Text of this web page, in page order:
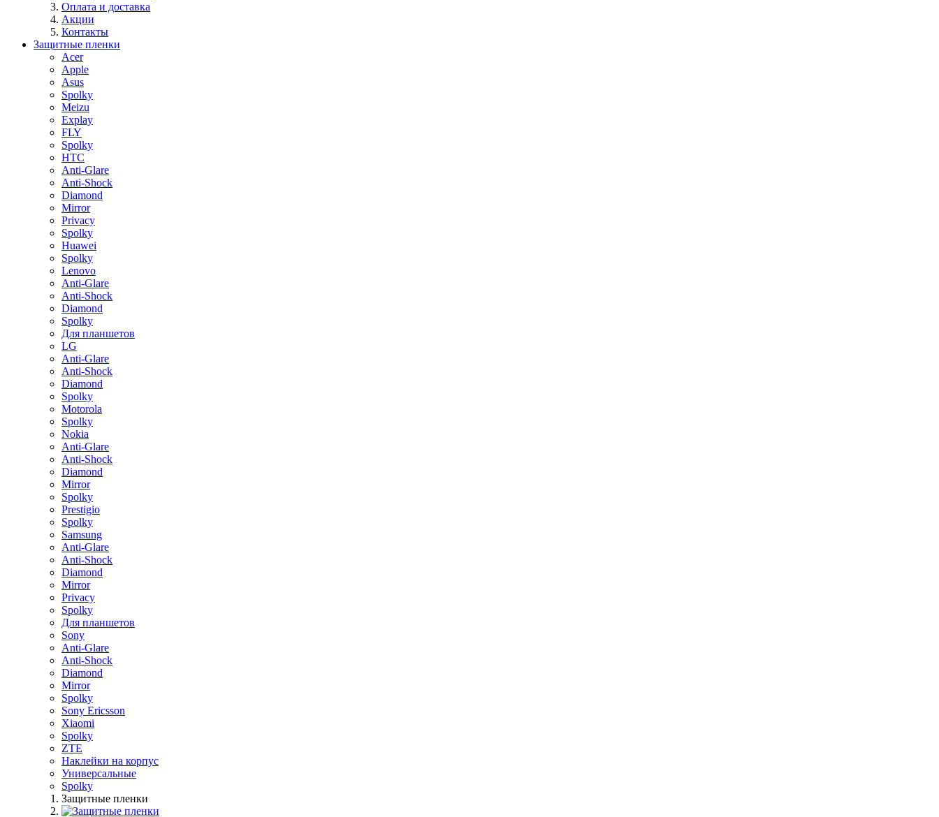
Оплата и доставка
Акции
Контакты
Защитные пленки
Acer
Apple
Asus
Spolky
Meizu
Explay
FLY
Spolky
HTC
Anti-Glare
Anti-Shock
Diamond
Mirror
Privacy
Spolky
Huawei
Spolky
Lenovo
Anti-Glare
Anti-Shock
Diamond
Spolky
Для планшетов
LG
Anti-Glare
Anti-Shock
Diamond
Spolky
Motorola
Spolky
Nokia
Anti-Glare
Anti-Shock
Diamond
Mirror
Spolky
Prestigio
Spolky
Samsung
Anti-Glare
Anti-Shock
Diamond
Mirror
Privacy
Spolky
Для планшетов
Sony
Anti-Glare
Anti-Shock
Diamond
Mirror
Spolky
Sony Ericsson
Xiaomi
Spolky
ZTE
Наклейки на корпус
Универсальные
Spolky
Защитные пленки